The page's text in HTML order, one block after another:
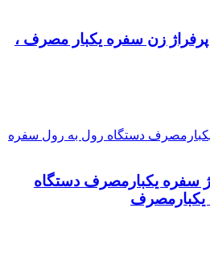
زن سفره یکبار مصرف ،
سفره یکبارمصرف دستگاه